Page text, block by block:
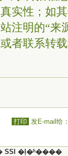
实性；如
注明的“来
者联系转
打印 发E-mail给
�ļ�ʱ����